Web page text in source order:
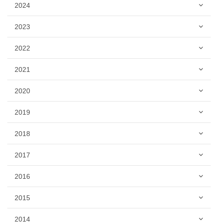
2024
2023
2022
2021
2020
2019
2018
2017
2016
2015
2014